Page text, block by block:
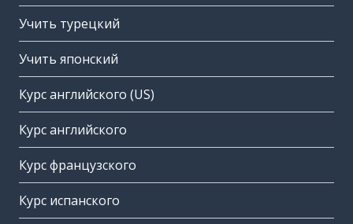
Учить турецкий
Учить японский
Курс английского (US)
Курс английского
Курс французского
Курс испанского